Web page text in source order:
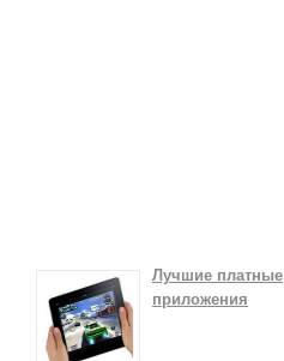
Лучшие платные
приложения